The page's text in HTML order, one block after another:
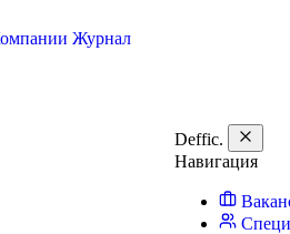
Журнал
Deffic.
Навигация